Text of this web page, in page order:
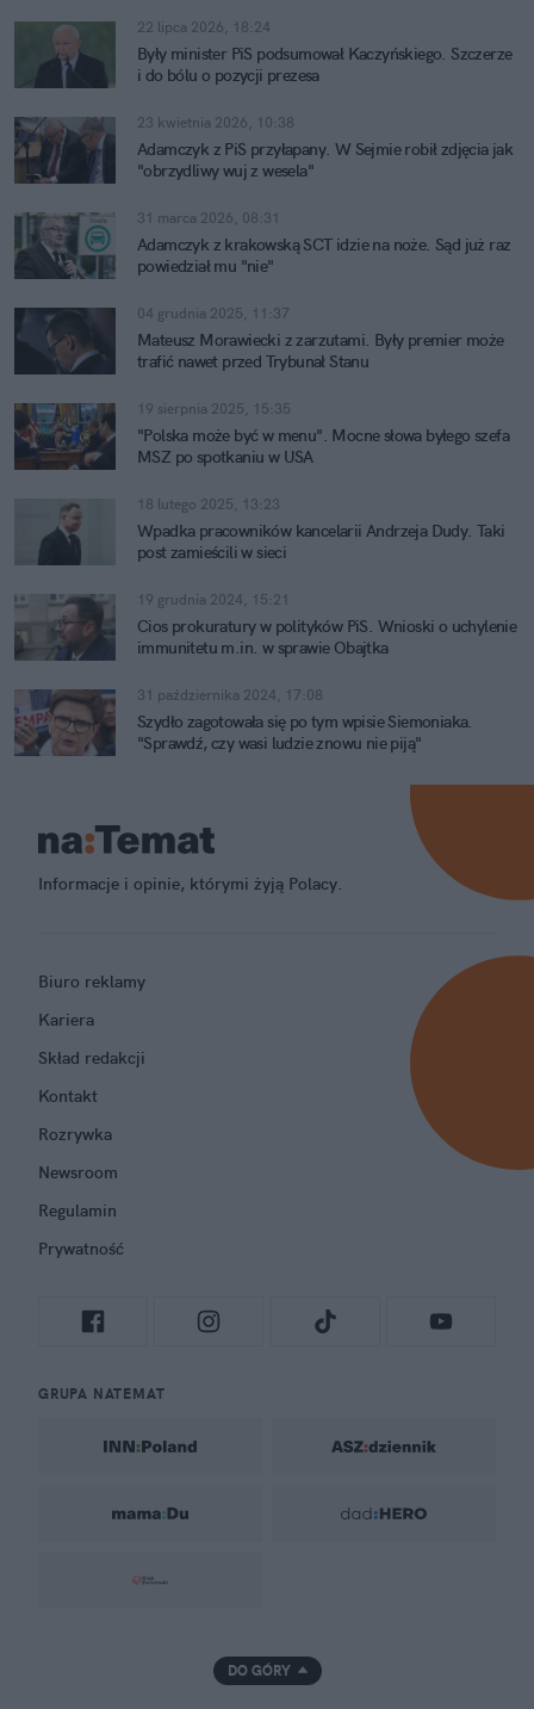
22 lipca 2026, 18:24
Były minister PiS podsumował Kaczyńskiego. Szczerze
i do bólu o pozycji prezesa
23 kwietnia 2026, 10:38
Adamczyk z PiS przyłapany. W Sejmie robił zdjęcia jak
"obrzydliwy wuj z wesela"
31 marca 2026, 08:31
Adamczyk z krakowską SCT idzie na noże. Sąd już raz
powiedział mu "nie"
04 grudnia 2025, 11:37
Mateusz Morawiecki z zarzutami. Były premier może
trafić nawet przed Trybunał Stanu
19 sierpnia 2025, 15:35
"Polska może być w menu". Mocne słowa byłego szefa
MSZ po spotkaniu w USA
18 lutego 2025, 13:23
Wpadka pracowników kancelarii Andrzeja Dudy. Taki
post zamieścili w sieci
19 grudnia 2024, 15:21
Cios prokuratury w polityków PiS. Wnioski o uchylenie
immunitetu m.in. w sprawie Obajtka
31 października 2024, 17:08
Szydło zagotowała się po tym wpisie Siemoniaka.
"Sprawdź, czy wasi ludzie znowu nie piją"
Informacje i opinie, którymi żyją Polacy.
Biuro reklamy
Kariera
Skład redakcji
Kontakt
Rozrywka
Newsroom
Regulamin
Prywatność
GRUPA NATEMAT
DO GÓRY